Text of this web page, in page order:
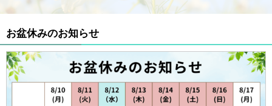
お盆休みのお知らせ